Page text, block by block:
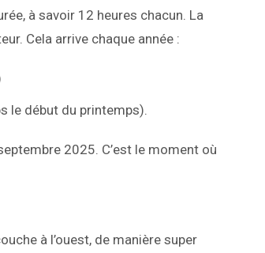
à savoir 12 heures chacun. La
Cela arrive chaque année :
le début du printemps).
2025. C’est le moment où
à l’ouest, de manière super